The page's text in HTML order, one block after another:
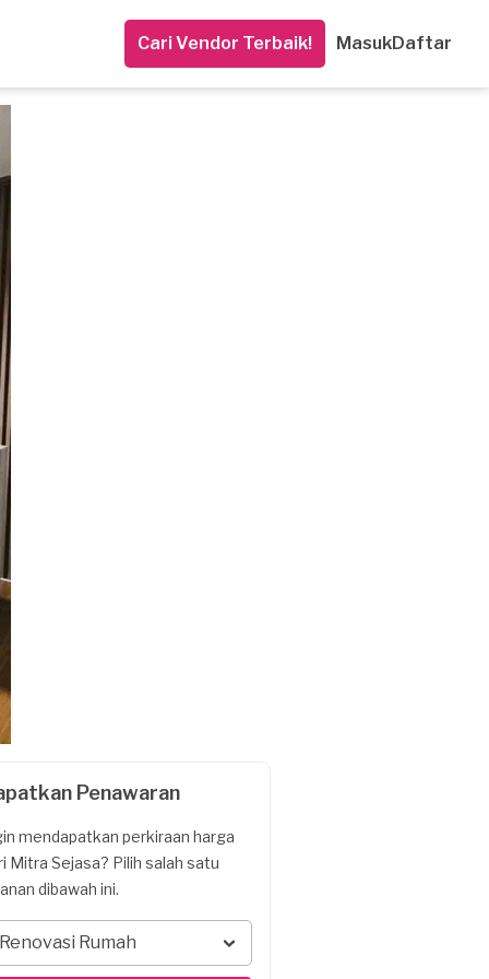
Cari Vendor Terbaik! MasukDaftar
Penawaran
mendapatkan perkiraan harga
Mitra Sejasa? Pilih salah satu
dibawah ini.
Renovasi Rumah